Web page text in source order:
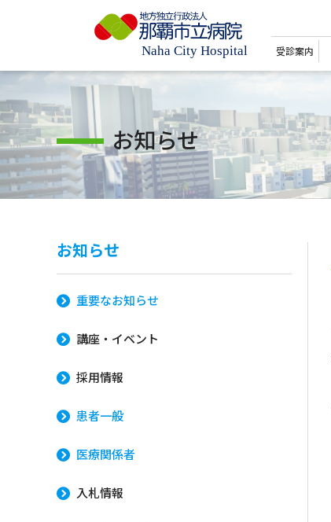
受診案内
お知らせ
お知らせ
重要なお知らせ
講座・イベント
採用情報
患者一般
医療関係者
入札情報